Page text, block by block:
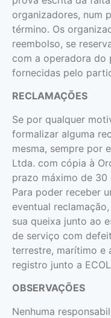
organizadores, num
término. Os
reembolso, se
com a operadora do
fornecidas pelo
RECLAMAÇÕES
Se por qualquer
formalizar alguma
mesma, sempre por
Ltda. com cópia à
prazo máximo de
Para poder receber
eventual
sua queixa junto ao
de serviço com
terrestre, marítimo e
registro junto a
OBSERVAÇÕES
Nenhuma